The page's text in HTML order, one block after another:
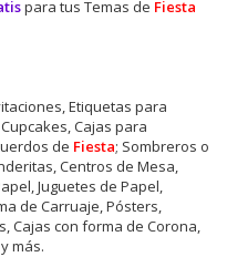
para tus Temas de Fiesta
Etiquetas para
Cajas para
de Fiesta; Sombreros o
Centros de Mesa,
Juguetes de Papel,
de Carruaje, Pósters,
Cajas con forma de Corona,
más.